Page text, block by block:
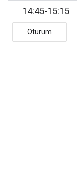
14:45-15:15
Oturum